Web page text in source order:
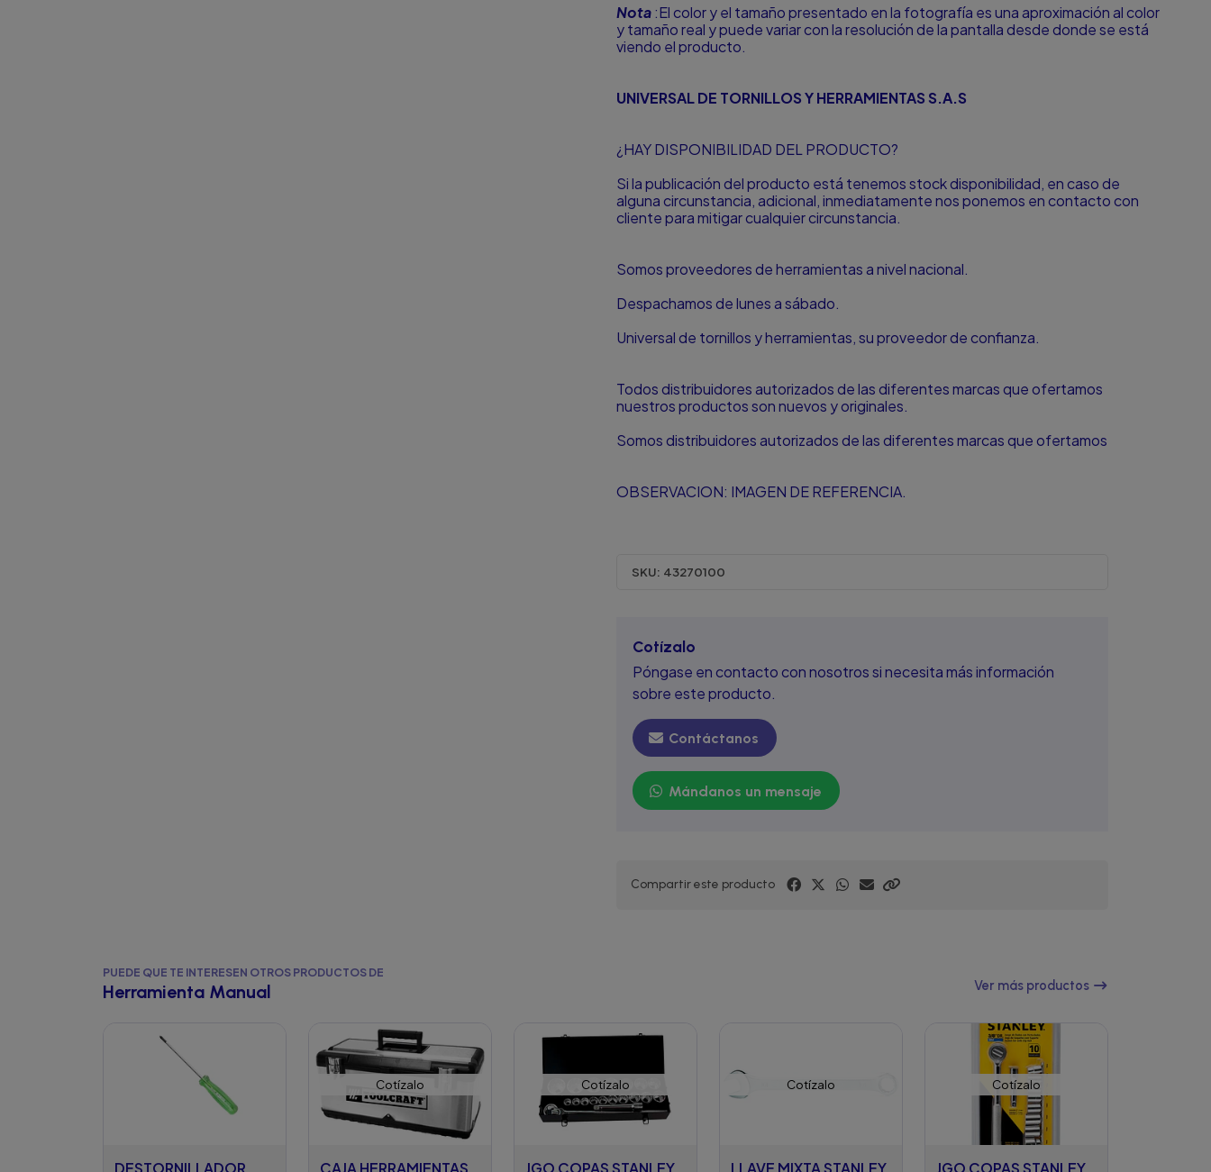
Nota:El color y el tamaño presentado en la fotografía es una aproximación al color
y tamaño real y puede variar con la resolución de la pantalla desde donde se está
viendo el producto.
UNIVERSAL DE TORNILLOS Y HERRAMIENTAS S.A.S
¿HAY DISPONIBILIDAD DEL PRODUCTO?
Si la publicación del producto está tenemos stock disponibilidad, en caso de
alguna circunstancia, adicional, inmediatamente nos ponemos en contacto con
cliente para mitigar cualquier circunstancia.
Somos proveedores de herramientas a nivel nacional.
Despachamos de lunes a sábado.
Universal de tornillos y herramientas, su proveedor de confianza.
Todos distribuidores autorizados de las diferentes marcas que ofertamos
nuestros productos son nuevos y originales.
Somos distribuidores autorizados de las diferentes marcas que ofertamos
OBSERVACION: IMAGEN DE REFERENCIA.
SKU: 43270100
Cotízalo
Póngase en contacto con nosotros si necesita más información
sobre este producto.
Contáctanos
Mándanos un mensaje
Compartir este producto
PUEDE QUE TE INTERESEN OTROS PRODUCTOS DE
Herramienta Manual Ver más productos
DESTORNILLADOR
Cotízalo
CAJA HERRAMIENTAS
Cotízalo
JGO COPAS STANLEY
Cotízalo
LLAVE MIXTA STANLEY
Cotízalo
JGO COPAS STANLEY